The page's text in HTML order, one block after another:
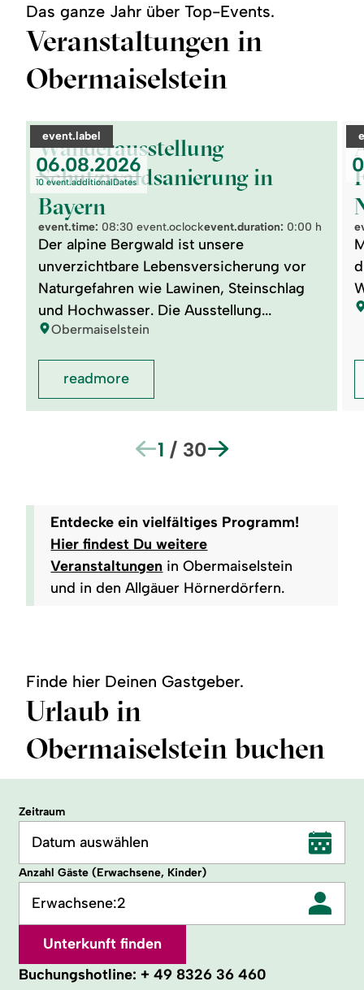
Das ganze Jahr über Top-Events.
Veranstaltungen in
Obermaiselstein
category:
event.label
event.nextDate:
06.08.2026
10 event.additionalDates
Wanderausstellung
Schutzwaldsanierung in
Bayern
event.time: 08:30 event.oclockevent.duration: 0:00 h
Der alpine Bergwald ist unsere
unverzichtbare Lebensversicherung vor
Naturgefahren wie Lawinen, Steinschlag
und Hochwasser. Die Ausstellung...
location:
Obermaiselstein
readmore:
Wanderausstellung
Schutzwaldsanierung
Bayern
readmore
zur
1 / 30
Entdecke ein vielfältiges Programm!
Hier findest Du weitere
Veranstaltungen in Obermaiselstein
und in den Allgäuer Hörnerdörfern.
Finde hier Deinen Gastgeber.
Urlaub in
Obermaiselstein buchen
Zeitraum
Datum auswählen
Anzahl Gäste (Erwachsene, Kinder)
2
Erwachsene:
Unterkunft finden
Buchungshotline: + 49 8326 36 460